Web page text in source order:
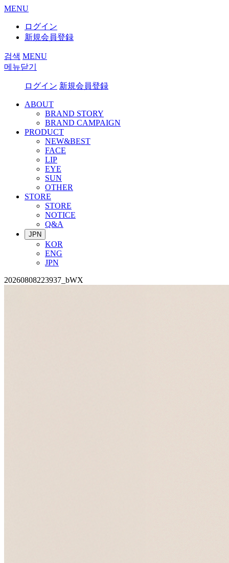
MENU
ログイン
新規会員登録
검색 MENU
메뉴닫기
ログイン 新規会員登録
ABOUT
BRAND STORY
BRAND CAMPAIGN
PRODUCT
NEW&BEST
FACE
LIP
EYE
SUN
OTHER
STORE
STORE
NOTICE
Q&A
JPN
KOR
ENG
JPN
20260808223937_bWX